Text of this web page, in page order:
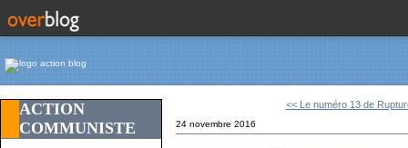
ACTION
COMMUNISTE
<< Le numéro 13 de
24 novembre 2016